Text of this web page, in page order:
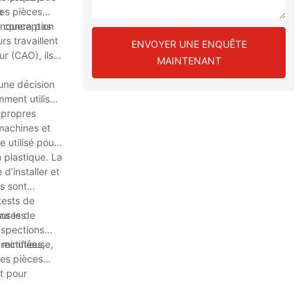
pas
pièces
conception
travaillent
(CAO), ils
décision
utilisés
et
utilisé pour
plastique. La
et
sont
de
lesde
pièces
pour
ENVOYER UNE ENQUÊTE
MAINTENANT